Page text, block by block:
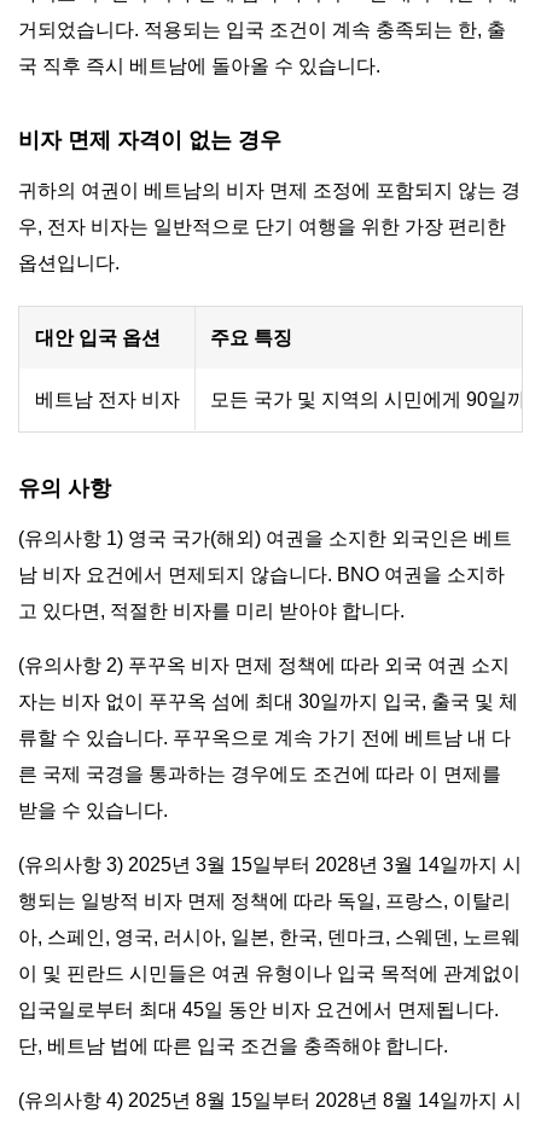
거되었습니다. 적용되는 입국 조건이 계속 충족되는 한, 출
국 직후 즉시 베트남에 돌아올 수 있습니다.
비자 면제 자격이 없는 경우
귀하의 여권이 베트남의 비자 면제 조정에 포함되지 않는 경
우, 전자 비자는 일반적으로 단기 여행을 위한 가장 편리한
옵션입니다.
대안 입국 옵션 주요 특징
베트남 전자 비자 모든 국가 및 지역의 시민에게 90일까
유의 사항
(유의사항 1) 영국 국가(해외) 여권을 소지한 외국인은 베트
남 비자 요건에서 면제되지 않습니다. BNO 여권을 소지하
고 있다면, 적절한 비자를 미리 받아야 합니다.
(유의사항 2) 푸꾸옥 비자 면제 정책에 따라 외국 여권 소지
자는 비자 없이 푸꾸옥 섬에 최대 30일까지 입국, 출국 및 체
류할 수 있습니다. 푸꾸옥으로 계속 가기 전에 베트남 내 다
른 국제 국경을 통과하는 경우에도 조건에 따라 이 면제를
받을 수 있습니다.
(유의사항 3) 2025년 3월 15일부터 2028년 3월 14일까지 시
행되는 일방적 비자 면제 정책에 따라 독일, 프랑스, 이탈리
아, 스페인, 영국, 러시아, 일본, 한국, 덴마크, 스웨덴, 노르웨
이 및 핀란드 시민들은 여권 유형이나 입국 목적에 관계없이
입국일로부터 최대 45일 동안 비자 요건에서 면제됩니다.
단, 베트남 법에 따른 입국 조건을 충족해야 합니다.
(유의사항 4) 2025년 8월 15일부터 2028년 8월 14일까지 시